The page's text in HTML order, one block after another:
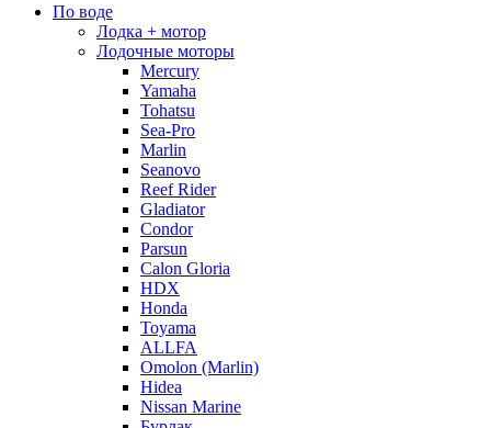
По воде
Лодка + мотор
Лодочные моторы
Mercury
Yamaha
Tohatsu
Sea-Pro
Marlin
Seanovo
Reef Rider
Gladiator
Condor
Parsun
Calon Gloria
HDX
Honda
Toyama
ALLFA
Omolon (Marlin)
Hidea
Nissan Marine